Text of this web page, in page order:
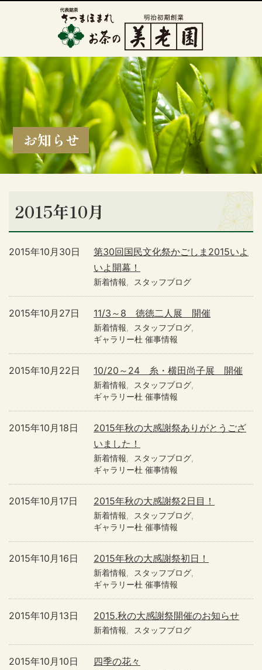
お知らせ
2015年10月
第30回国民文化祭かごしま2015いよ
いよ開幕！
2015年10月30日
新着情報 スタッフブログ
11/3～8 徳徳二人展 開催
2015年10月27日
新着情報
スタッフブログ
ギャラリー杜 催事情報
10/20～24 糸・横田尚子展 開催
2015年10月22日
新着情報
スタッフブログ
ギャラリー杜 催事情報
2015年秋の大感謝祭ありがとうござ
いました！
2015年10月18日
新着情報
スタッフブログ
ギャラリー杜 催事情報
2015年秋の大感謝祭2日目！
2015年10月17日
新着情報
スタッフブログ
ギャラリー杜 催事情報
2015年秋の大感謝祭初日！
2015年10月16日
新着情報
スタッフブログ
ギャラリー杜 催事情報
2015.秋の大感謝祭開催のお知らせ
2015年10月13日
新着情報 スタッフブログ
四季の花々
2015年10月10日